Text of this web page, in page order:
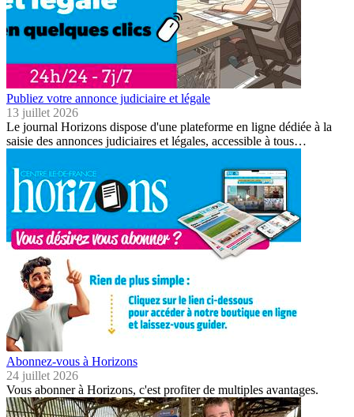
Publiez votre annonce judiciaire et légale
13 juillet 2026
Le journal Horizons dispose d'une plateforme en ligne dédiée à la
saisie des annonces judiciaires et légales, accessible à tous…
Abonnez-vous à Horizons
24 juillet 2026
Vous abonner à Horizons, c'est profiter de multiples avantages.